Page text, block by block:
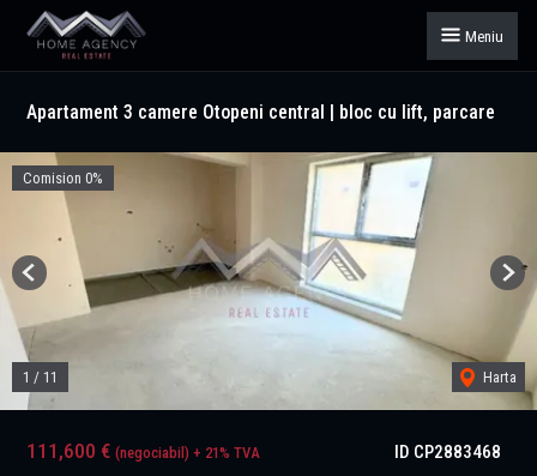
Meniu
Apartament 3 camere Otopeni central | bloc cu lift, parcare
ID CP2883468
111,600 € (negociabil) + 21% TVA
Comision 0%
1 / 11 Harta
Previous Next